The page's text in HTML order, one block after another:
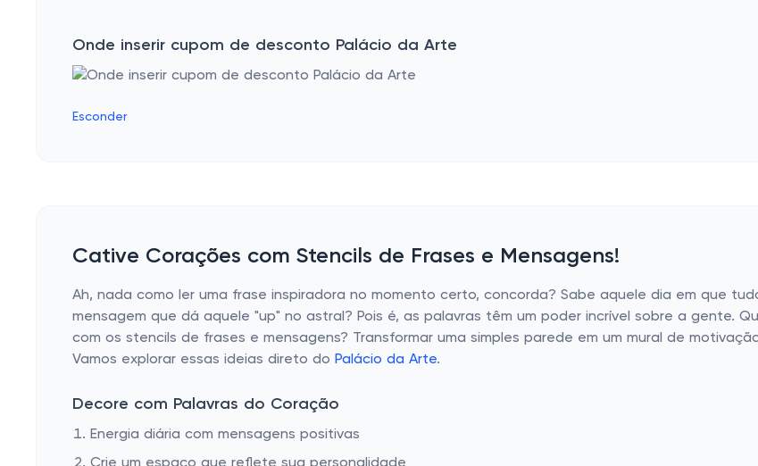
Onde inserir cupom de desconto Palácio da Arte
Esconder
Cative Corações com Stencils de Frases e Mensagens!
Ah, nada como ler uma frase inspiradora no momento certo, concorda? Sabe aquele dia em que
mensagem que dá aquele "up" no astral? Pois é, as palavras têm um poder incrível sobre a gente.
com os stencils de frases e mensagens? Transformar uma simples parede em um mural de
Vamos explorar essas ideias direto do Palácio da Arte.
Decore com Palavras do Coração
Energia diária com mensagens positivas